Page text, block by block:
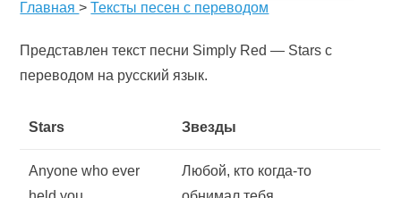
Главная>Тексты песен с переводом
Представлен текст песни Simply Red — Stars с
переводом на русский язык.
Stars Звезды
Anyone who ever
Любой, кто когда-то